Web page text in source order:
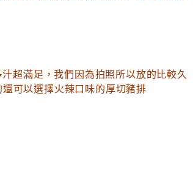
汁超滿足 ，我們因為拍照所以放的比較久
還可以選擇火辣口味的厚切豬排